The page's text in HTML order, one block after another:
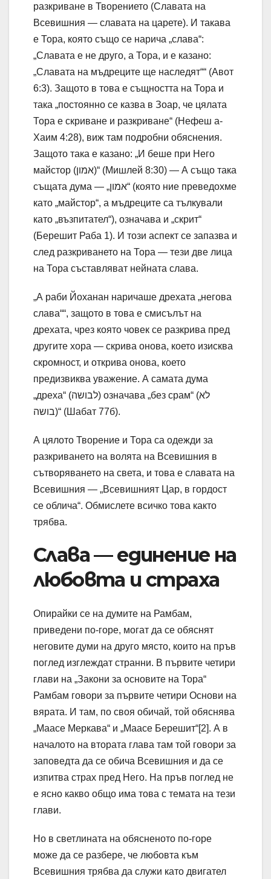
разкриване в Творението (Славата на
Всевишния — славата на царете). И такава
е Тора, която също се нарича „слава“:
„Славата е не друго, а Тора, и е казано:
„Славата на мъдреците ще наследят““ (Авот
6:3). Защото в това е същността на Тора и
така „постоянно се казва в Зоар, че цялата
Тора е скриване и разкриване“ (Нефеш а-
Хаим 4:28), виж там подробни обяснения.
Защото така е казано: „И беше при Него
майстор (אמון)“ (Мишлей 8:30) — А също така
същата дума — „אמון“ (която ние преведохме
като „майстор“, а мъдреците са тълкували
като „възпитател“), означава и „скрит“
(Берешит Раба 1). И този аспект се запазва и
след разкриването на Тора — тези две лица
на Тора съставляват нейната слава.
„А раби Йоханан наричаше дрехата „негова
слава““, защото в това е смисълът на
дрехата, чрез която човек се разкрива пред
другите хора — скрива онова, което изисква
скромност, и открива онова, което
предизвиква уважение. А самата дума
„дреха“ (לבושה) означава „без срам“ (לא
בושה)“ (Шабат 77б).
А цялото Творение и Тора са одежди за
разкриването на волята на Всевишния в
сътворяването на света, и това е славата на
Всевишния — „Всевишният Цар, в гордост
се облича“. Обмислете всичко това както
трябва.
Слава — единение на
любовта и страха
Опирайки се на думите на Рамбам,
приведени по-горе, могат да се обяснят
неговите думи на друго място, които на пръв
поглед изглеждат странни. В първите четири
глави на „Закони за основите на Тора“
Рамбам говори за първите четири Основи на
вярата. И там, по своя обичай, той обяснява
„Маасе Меркава“ и „Маасе Берешит“[2]. А в
началото на втората глава там той говори за
заповедта да се обича Всевишния и да се
изпитва страх пред Него. На пръв поглед не
е ясно какво общо има това с темата на тези
глави.
Но в светлината на обясненото по-горе
може да се разбере, че любовта към
Всевишния трябва да служи като двигател